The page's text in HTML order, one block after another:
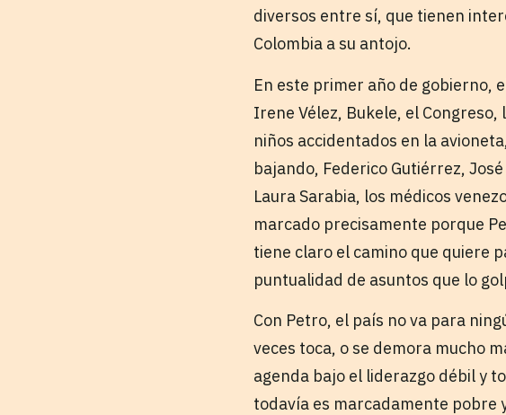
diversos entre sí, que tienen
Colombia a su antojo.
En este primer año de gobierno,
Irene Vélez, Bukele, el
niños accidentados en la
bajando, Federico Gutiérrez,
Laura Sarabia, los médicos
marcado precisamente porque
tiene claro el camino que quiere
puntualidad de asuntos que lo
Con Petro, el país no va para
veces toca, o se demora mucho
agenda bajo el liderazgo débil y
todavía es marcadamente pobre